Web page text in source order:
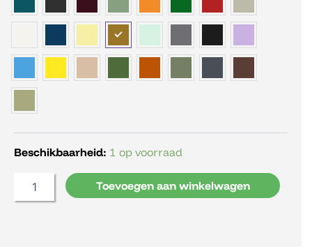
Beschikbaarheid: 1 op voorraad
Toevoegen aan winkelwagen